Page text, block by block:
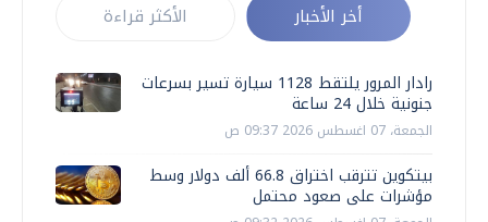
أخر الأخبار الأكثر قراءة
رادار المرور يلتقط 1128 سيارة تسير بسرعات
جنونية خلال 24 ساعة
الجمعة، 07 اغسطس 2026 09:37 ص
بيتكوين تترقب اختراق 66.8 ألف دولار وسط
مؤشرات على صعود محتمل